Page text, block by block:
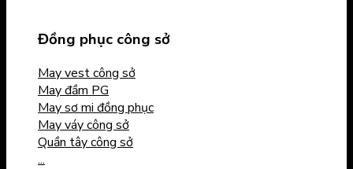
Đồng phục công sở
May vest công sở
May đầm PG
May sơ mi đồng phục
May váy công sở
Quần tây công sở
...